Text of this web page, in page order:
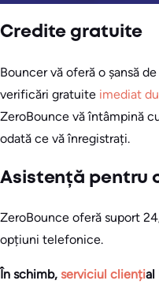
Credite gratuite
Bouncer vă oferă o șansă
verificări gratuite imediat
ZeroBounce vă întâmpină
odată ce vă înregistrați.
Asistență pentru
ZeroBounce oferă suport
opțiuni telefonice.
În schimb, serviciul cliențial